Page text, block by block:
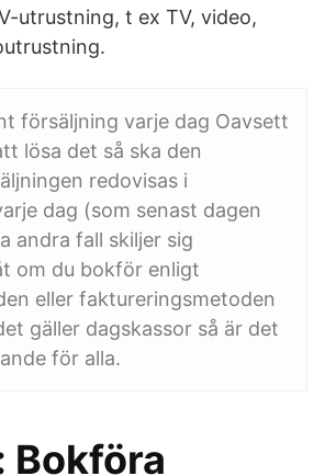
utrustning, t ex TV, video,
försäljning varje dag Oavsett
lösa det så ska den
redovisas i
dag (som senast dagen
andra fall skiljer sig
om du bokför enligt
eller faktureringsmetoden
gäller dagskassor så är det
för alla.
Bokföra